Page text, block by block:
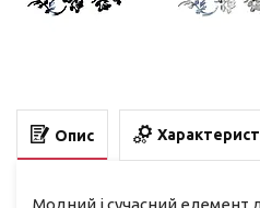
Опис
Модний і сучасний елемент